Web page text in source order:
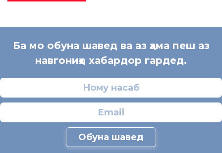
Ба мо обуна шавед ва аз ҳама пеш аз
навгониҳо хабардор гардед.
Обуна шавед